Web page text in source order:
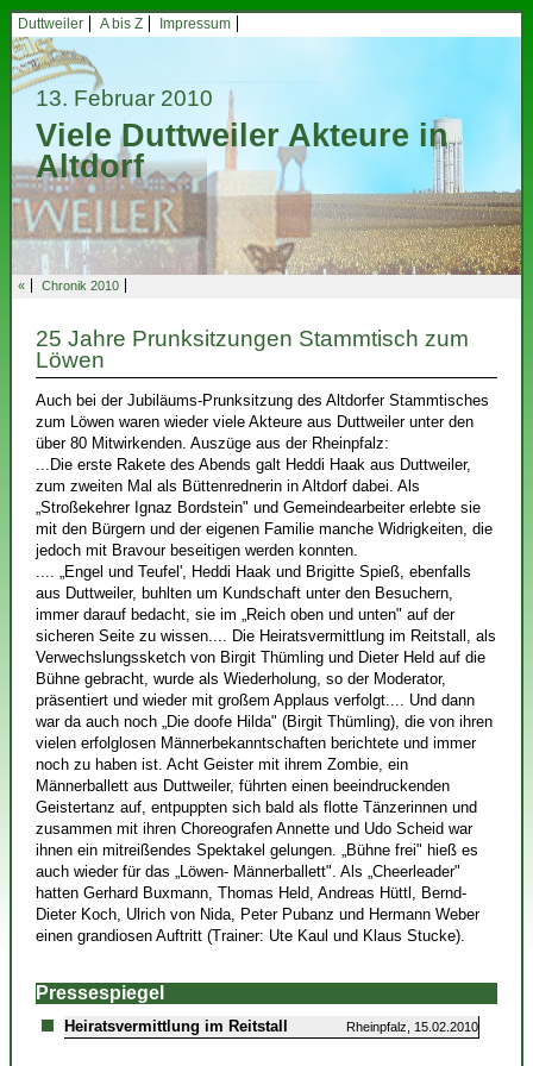
Duttweiler A bis Z Impressum
13. Februar 2010
Viele Duttweiler Akteure in
Altdorf
« Chronik 2010
25 Jahre Prunksitzungen Stammtisch zum
Löwen
Auch bei der Jubiläums-Prunksitzung des Altdorfer Stammtisches
zum Löwen waren wieder viele Akteure aus Duttweiler unter den
über 80 Mitwirkenden. Auszüge aus der Rheinpfalz:
...Die erste Rakete des Abends galt Heddi Haak aus Duttweiler,
zum zweiten Mal als Büttenrednerin in Altdorf dabei. Als
„Stroßekehrer Ignaz Bordstein" und Gemeindearbeiter erlebte sie
mit den Bürgern und der eigenen Familie manche Widrigkeiten, die
jedoch mit Bravour beseitigen werden konnten.
.... „Engel und Teufel', Heddi Haak und Brigitte Spieß, ebenfalls
aus Duttweiler, buhlten um Kundschaft unter den Besuchern,
immer darauf bedacht, sie im „Reich oben und unten" auf der
sicheren Seite zu wissen.... Die Heiratsvermittlung im Reitstall, als
Verwechslungssketch von Birgit Thümling und Dieter Held auf die
Bühne gebracht, wurde als Wiederholung, so der Moderator,
präsentiert und wieder mit großem Applaus verfolgt.... Und dann
war da auch noch „Die doofe Hilda" (Birgit Thümling), die von ihren
vielen erfolglosen Männerbekanntschaften berichtete und immer
noch zu haben ist. Acht Geister mit ihrem Zombie, ein
Männerballett aus Duttweiler, führten einen beeindruckenden
Geistertanz auf, entpuppten sich bald als flotte Tänzerinnen und
zusammen mit ihren Choreografen Annette und Udo Scheid war
ihnen ein mitreißendes Spektakel gelungen. „Bühne frei" hieß es
auch wieder für das „Löwen- Männerballett". Als „Cheerleader"
hatten Gerhard Buxmann, Thomas Held, Andreas Hüttl, Bernd-
Dieter Koch, Ulrich von Nida, Peter Pubanz und Hermann Weber
einen grandiosen Auftritt (Trainer: Ute Kaul und Klaus Stucke).
Pressespiegel
Heiratsvermittlung im Reitstall Rheinpfalz, 15.02.2010